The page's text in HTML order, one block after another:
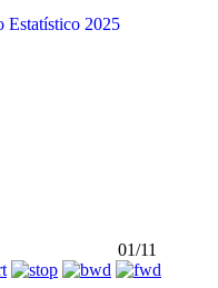
01/11